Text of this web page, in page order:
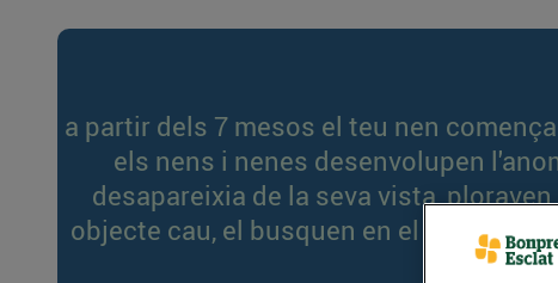
a partir dels 7 mesos el teu nen
els nens i nenes desenvolupen
desapareixia de la seva vista,
objecte cau, el busquen en el sòl. Si el